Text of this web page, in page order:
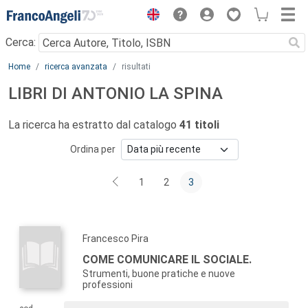
Menu
Cerca:
Main content
Home ricerca avanzata risultati
LIBRI DI ANTONIO LA SPINA
La ricerca ha estratto dal catalogo 41 titoli
Ordina per
1 2 3
Francesco Pira
COME COMUNICARE IL SOCIALE.
Strumenti, buone pratiche e nuove
professioni